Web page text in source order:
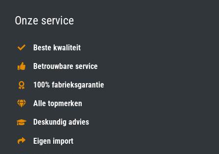
Onze service
Beste kwaliteit
Betrouwbare service
100% fabrieksgarantie
Alle topmerken
Deskundig advies
Eigen import